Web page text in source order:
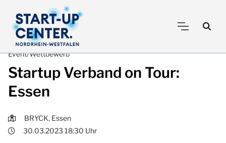
Event/Wettbewerb
Startup Verband on Tour:
Essen
BRYCK, Essen
30.03.2023 18:30 Uhr